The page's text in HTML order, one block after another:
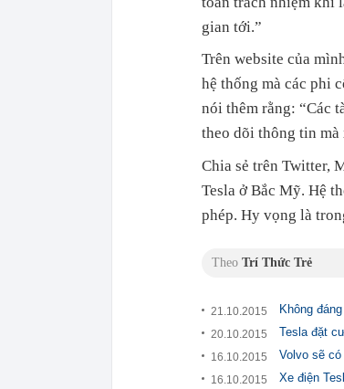
gian tới.”
Trên website của
hệ thống mà các phi
nói thêm rằng: “Các
theo dõi thông tin mà
Chia sẻ trên Twitter,
Tesla ở Bắc Mỹ. Hệ
phép. Hy vọng là
Theo Trí Thức Trẻ
21.10.2015 Không
20.10.2015 Tesla đặt
16.10.2015 Volvo sẽ
16.10.2015 Xe điện